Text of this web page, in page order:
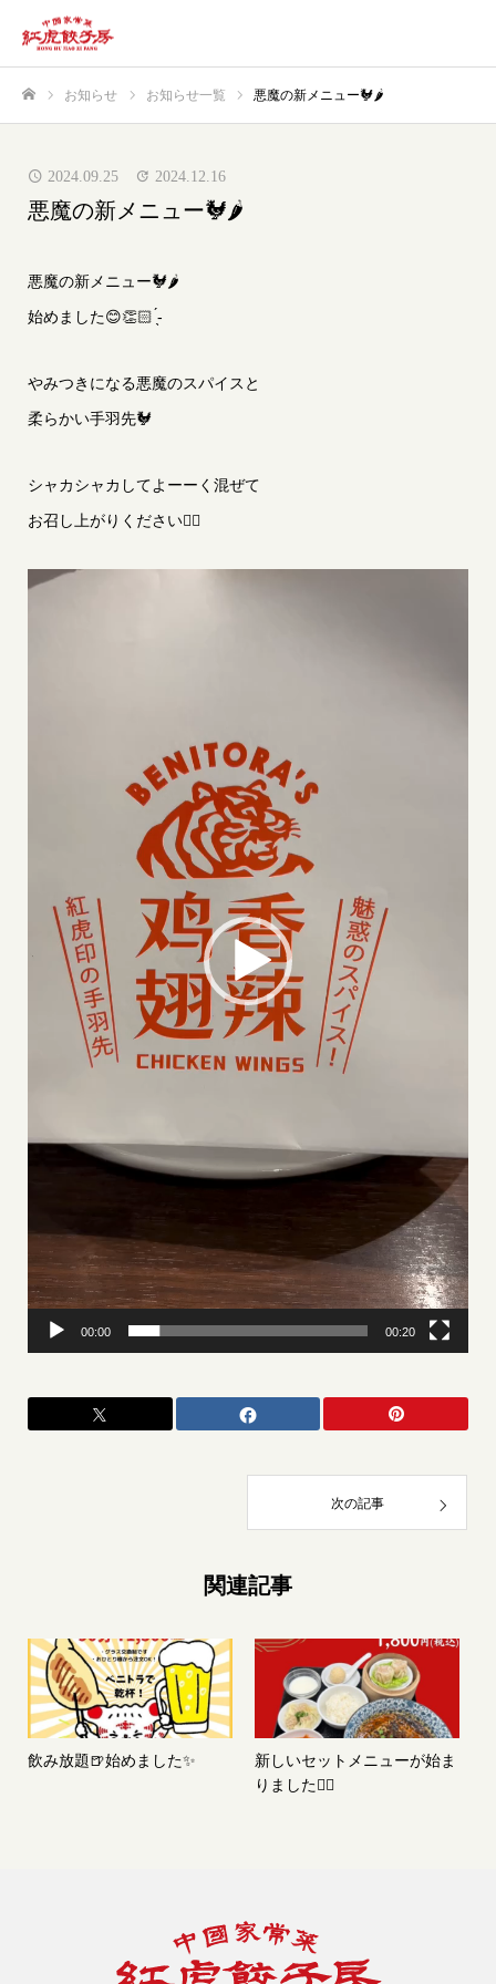
お知らせ お知らせ一覧 悪魔の新メニュー🐓🌶
2024.09.25 2024.12.16
悪魔の新メニュー🐓🌶
悪魔の新メニュー🐓🌶
始めました😊👏🏻 ̖́-
やみつきになる悪魔のスパイスと
柔らかい手羽先🐓
シャカシャカしてよーーく混ぜて
お召し上がりください❤️‍🔥
画
00:00 00:20
次の記事
関連記事
飲み放題🍺始めました✨️
新しいセットメニューが始ま
りました❤️‍🔥